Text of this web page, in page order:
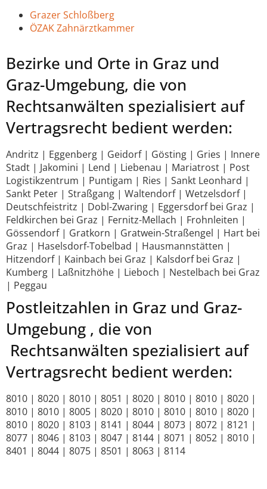
Grazer Schloßberg
ÖZAK Zahnärztkammer
Bezirke und Orte in Graz und
Graz-Umgebung, die von
Rechtsanwälten spezialisiert auf
Vertragsrecht bedient werden:
Andritz | Eggenberg | Geidorf | Gösting | Gries | Innere
Stadt | Jakomini | Lend | Liebenau | Mariatrost | Post
Logistikzentrum | Puntigam | Ries | Sankt Leonhard |
Sankt Peter | Straßgang | Waltendorf | Wetzelsdorf |
Deutschfeistritz | Dobl-Zwaring | Eggersdorf bei Graz |
Feldkirchen bei Graz | Fernitz-Mellach | Frohnleiten |
Gössendorf | Gratkorn | Gratwein-Straßengel | Hart bei
Graz | Haselsdorf-Tobelbad | Hausmannstätten |
Hitzendorf | Kainbach bei Graz | Kalsdorf bei Graz |
Kumberg | Laßnitzhöhe | Lieboch | Nestelbach bei Graz
| Peggau
Postleitzahlen in Graz und Graz-
Umgebung , die von
Rechtsanwälten spezialisiert auf
Vertragsrecht bedient werden:
8010 | 8020 | 8010 | 8051 | 8020 | 8010 | 8010 | 8020 |
8010 | 8010 | 8005 | 8020 | 8010 | 8010 | 8010 | 8020 |
8010 | 8020 | 8103 | 8141 | 8044 | 8073 | 8072 | 8121 |
8077 | 8046 | 8103 | 8047 | 8144 | 8071 | 8052 | 8010 |
8401 | 8044 | 8075 | 8501 | 8063 | 8114